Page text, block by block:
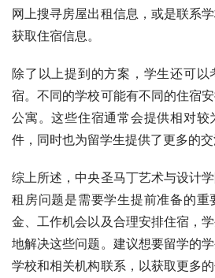
网上搜寻房屋出租信息，或是联系
获取住宿信息。
除了以上提到的方案，学生还可以
宿。不同的学校可能有不同的住宿
公寓。这些住宿通常会提供相对较
件，同时也为留学生提供了更多的交
综上所述，中央圣马丁艺术与设计
租房问题是需要学生提前准备的重
金、工作机会以及合理安排住宿，
地解决这些问题。建议想要留学的
学校和相关机构联系，以获取更多